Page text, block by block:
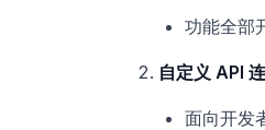
功能全部
自定义 API
面向开发